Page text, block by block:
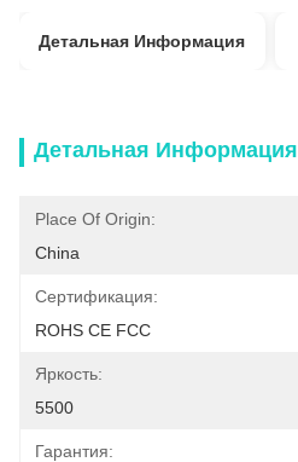
Детальная Информация
Детальная Информация
Place Of Origin:
China
Сертификация:
ROHS CE FCC
Яркость:
5500
Гарантия: